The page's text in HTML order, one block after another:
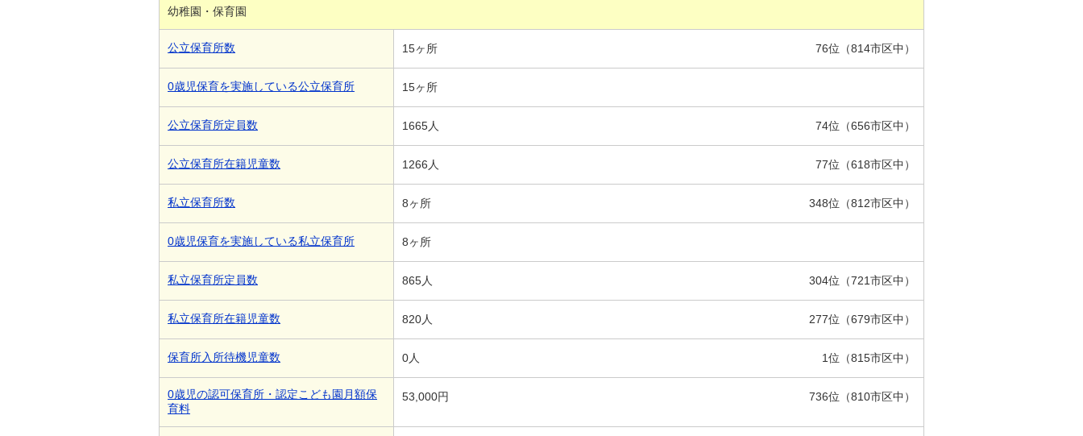
幼稚園・保育園
公立保育所数 15ヶ所 76位（814市区中）
0歳児保育を実施している公立保育所 15ヶ所
公立保育所定員数 1665人 74位（656市区中）
公立保育所在籍児童数 1266人 77位（618市区中）
私立保育所数 8ヶ所 348位（812市区中）
0歳児保育を実施している私立保育所 8ヶ所
私立保育所定員数 865人 304位（721市区中）
私立保育所在籍児童数 820人 277位（679市区中）
保育所入所待機児童数 0人 1位（815市区中）
0歳児の認可保育所・認定こども園月額保
育料
53,000円 736位（810市区中）